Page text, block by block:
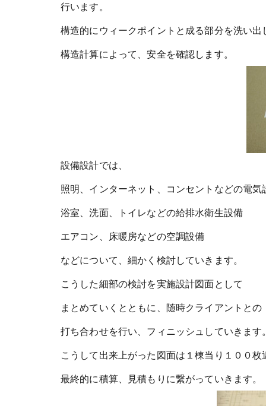
行います。
構造的にウィークポイントと成る部分を洗い出
構造計算によって、安全を確認します。
設備設計では、
照明、インターネット、コンセントなどの電気
浴室、洗面、トイレなどの給排水衛生設備
エアコン、床暖房などの空調設備
などについて、細かく検討していきます。
こうした細部の検討を実施設計図面として
まとめていくとともに、随時クライアントとの
打ち合わせを行い、フィニッシュしていきます
こうして出来上がった図面は１棟当り１００枚
最終的に積算、見積もりに繋がっていきます。